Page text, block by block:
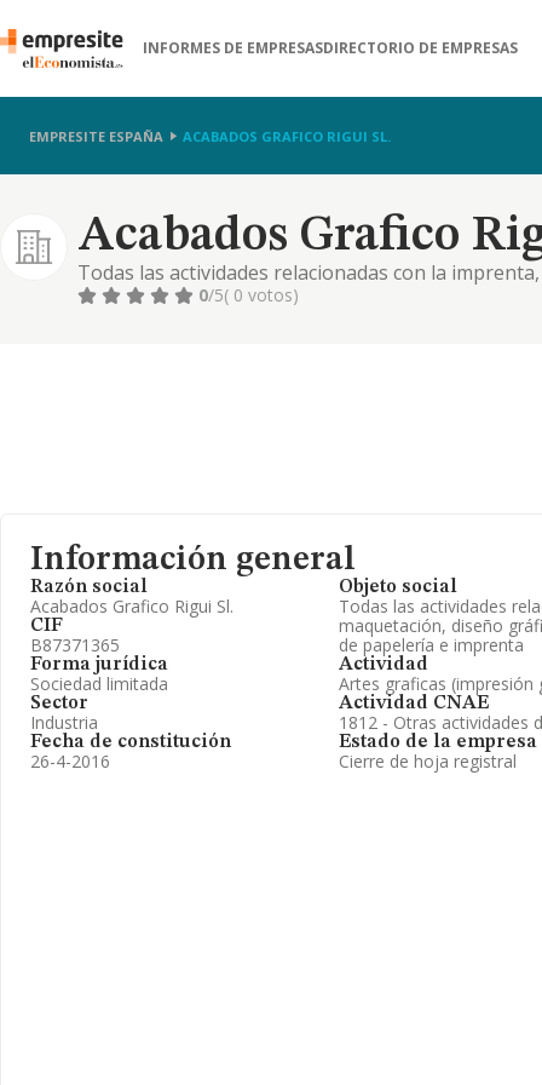
INFORMES DE EMPRESASDIRECTORIO DE EMPRESAS
EMPRESITE ESPAÑA ACABADOS GRAFICO RIGUI SL.
Acabados Grafico
Todas las actividades relacionadas con la
artículos de papelería e imprenta
0/5( 0 votos)
Información general
Razón social
Acabados Grafico Rigui Sl.
CIF
B87371365
Forma jurídica
Sociedad limitada
Sector
Industria
Fecha de constitución
26-4-2016
Objeto social
Todas las actividades
maquetación, diseño
de papelería e imprenta
Actividad
Artes graficas (impresión
Actividad CNAE
1812 - Otras actividades
Estado de la empresa
Cierre de hoja registral